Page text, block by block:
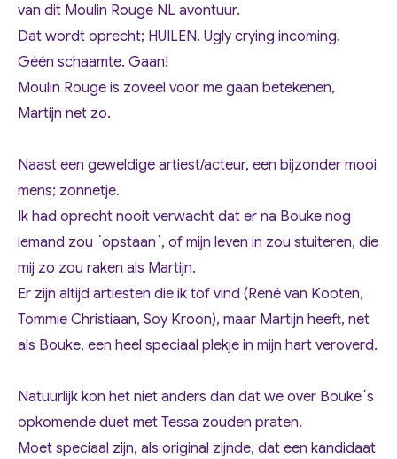
van dit Moulin Rouge NL avontuur.
Dat wordt oprecht; HUILEN. Ugly crying incoming.
Géén schaamte. Gaan!
Moulin Rouge is zoveel voor me gaan betekenen,
Martijn net zo.
Naast een geweldige artiest/acteur, een bijzonder mooi
mens; zonnetje.
Ik had oprecht nooit verwacht dat er na Bouke nog
iemand zou ´opstaan´, of mijn leven in zou stuiteren, die
mij zo zou raken als Martijn.
Er zijn altijd artiesten die ik tof vind (René van Kooten,
Tommie Christiaan, Soy Kroon), maar Martijn heeft, net
als Bouke, een heel speciaal plekje in mijn hart veroverd.
Natuurlijk kon het niet anders dan dat we over Bouke´s
opkomende duet met Tessa zouden praten.
Moet speciaal zijn, als original zijnde, dat een kandidaat